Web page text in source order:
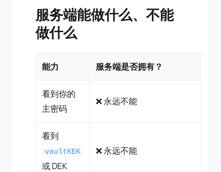
服务端能做什么、不能
做什么
能力 服务端是否拥有？
看到你的
主密码
❌ 永远不能
看到
vaultKEK
或 DEK
❌ 永远不能